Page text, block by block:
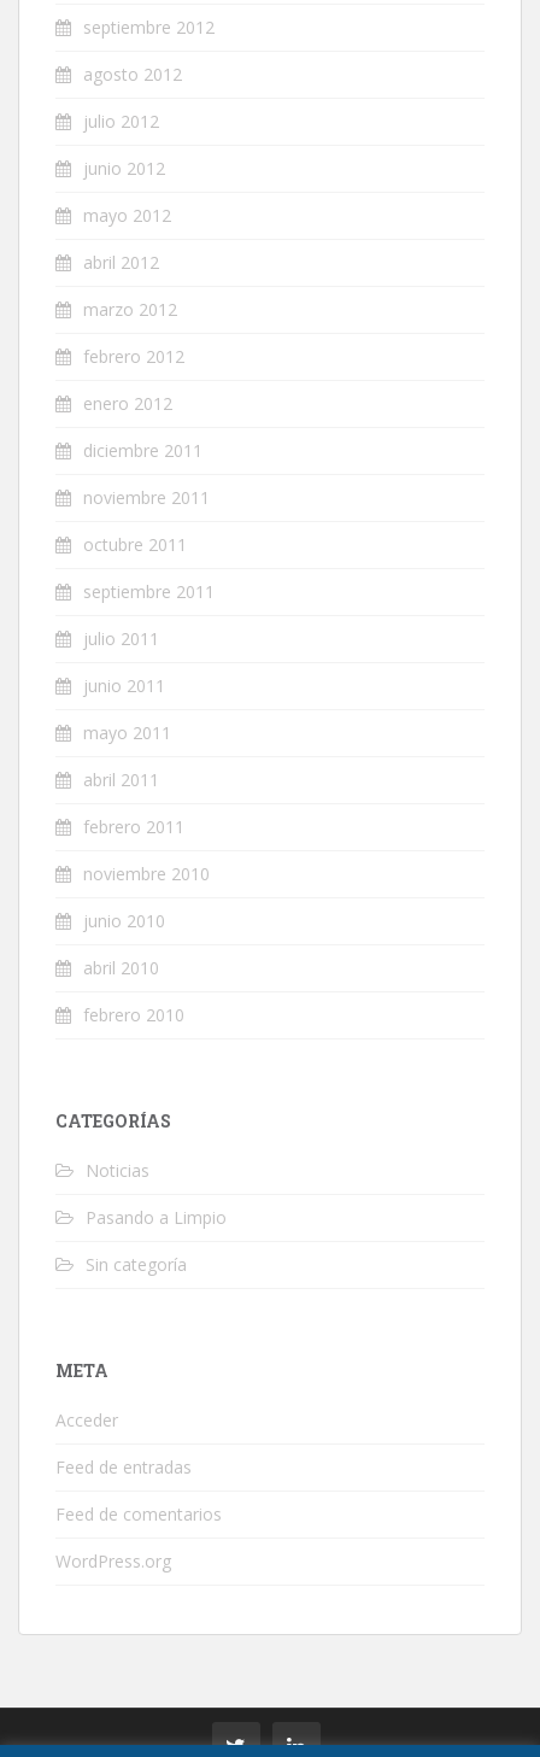
septiembre 2012
agosto 2012
julio 2012
junio 2012
mayo 2012
abril 2012
marzo 2012
febrero 2012
enero 2012
diciembre 2011
noviembre 2011
octubre 2011
septiembre 2011
julio 2011
junio 2011
mayo 2011
abril 2011
febrero 2011
noviembre 2010
junio 2010
abril 2010
febrero 2010
CATEGORÍAS
Noticias
Pasando a Limpio
Sin categoría
META
Acceder
Feed de entradas
Feed de comentarios
WordPress.org